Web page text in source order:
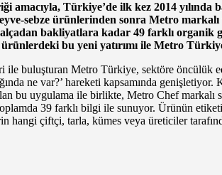
Türkiye’de ilk kez 2014 yılında
sebze ürünlerinden sonra Metro
bakliyatlara kadar 49 farklı
bu yeni yatırımı ile Metro
ile buluşturan Metro Türkiye, sektöre öncülük
ne var?’ hareketi kapsamında
bu uygulama ile birlikte, Metro Chef markalı
39 farklı bilgi ile sunuyor. Ürünün
hangi çiftçi, tarla, kümes veya üreticiler